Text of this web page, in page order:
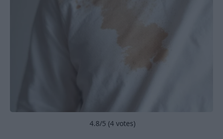
4.8/5 (4 votes)